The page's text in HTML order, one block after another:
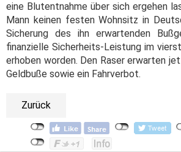
eine Blutentnahme über sich ergehen
Mann keinen festen Wohnsitz in
Sicherung des ihn erwartenden
finanzielle Sicherheits-Leistung im
erhoben worden. Den Raser erwarten
Geldbuße sowie ein Fahrverbot.
Zurück